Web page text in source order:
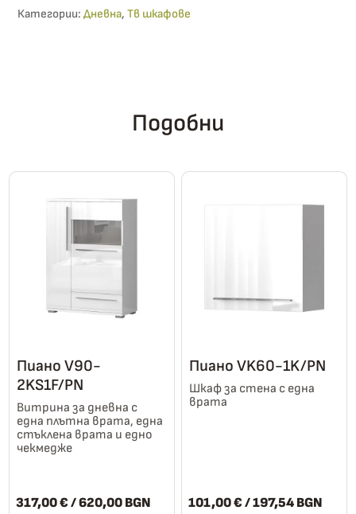
Категории:Дневна,Тв шкафове
Подобни
Пиано V90-
2KS1F/PN
Витрина за дневна с
една плътна врата, една
стъклена врата и едно
чекмедже
317,00€ / 620,00 BGN
Пиано VK60-1K/PN
Шкаф за стена с една
врата
101,00€ / 197,54 BGN